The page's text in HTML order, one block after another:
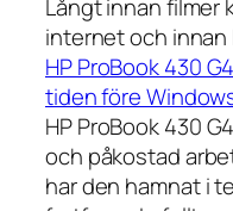
Långt innan filmer
internet och innan
HP ProBook 430
tiden före Windows
HP ProBook 430
och påkostad
har den hamnat i